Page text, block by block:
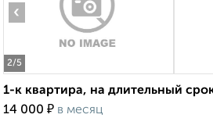
2/5
‹
1-к квартира, на длительный
14 000 ₽ в месяц